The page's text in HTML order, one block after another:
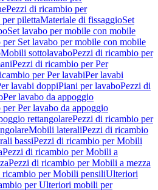
Pezzi di ricambio per
pilettaMateriale di fissaggioSet
Set lavabo per mobile con mobile
Set lavabo per mobile con mobile
Mobili sottolavaboPezzi di ricambio per
Pezzi di ricambio per Per
per Per lavabiPer lavabi
lavabi doppiPiani per lavaboPezzi di
Per lavabo da appoggio
Per lavabo da appoggio
rettangolarePezzi di ricambio per
Mobili lateraliPezzi di ricambio
bassiPezzi di ricambio per Mobili
Pezzi di ricambio per Mobili a
Pezzi di ricambio per Mobili a mezza
ricambio per Mobili pensiliUlteriori
per Ulteriori mobili per